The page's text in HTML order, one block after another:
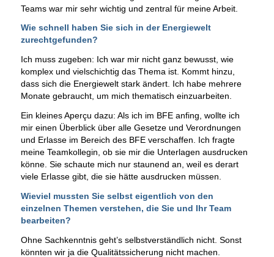
Teams war mir sehr wichtig und zentral für meine Arbeit.
Wie schnell haben Sie sich in der Energiewelt
zurechtgefunden?
Ich muss zugeben: Ich war mir nicht ganz bewusst, wie
komplex und vielschichtig das Thema ist. Kommt hinzu,
dass sich die Energiewelt stark ändert. Ich habe mehrere
Monate gebraucht, um mich thematisch einzuarbeiten.
Ein kleines Aperçu dazu: Als ich im BFE anfing, wollte ich
mir einen Überblick über alle Gesetze und Verordnungen
und Erlasse im Bereich des BFE verschaffen. Ich fragte
meine Teamkollegin, ob sie mir die Unterlagen ausdrucken
könne. Sie schaute mich nur staunend an, weil es derart
viele Erlasse gibt, die sie hätte ausdrucken müssen.
Wieviel mussten Sie selbst eigentlich von den
einzelnen Themen verstehen, die Sie und Ihr Team
bearbeiten?
Ohne Sachkenntnis geht’s selbstverständlich nicht. Sonst
könnten wir ja die Qualitätssicherung nicht machen.